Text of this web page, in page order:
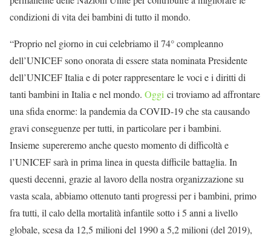
condizioni di vita dei bambini di tutto il mondo.
“Proprio nel giorno in cui celebriamo il 74° compleanno
dell’UNICEF sono onorata di essere stata nominata Presidente
dell’UNICEF Italia e di poter rappresentare le voci e i diritti di
tanti bambini in Italia e nel mondo. Oggi ci troviamo ad affrontare
una sfida enorme: la pandemia da COVID-19 che sta causando
gravi conseguenze per tutti, in particolare per i bambini.
Insieme supereremo anche questo momento di difficoltà e
l’UNICEF sarà in prima linea in questa difficile battaglia. In
questi decenni, grazie al lavoro della nostra organizzazione su
vasta scala, abbiamo ottenuto tanti progressi per i bambini, primo
fra tutti, il calo della mortalità infantile sotto i 5 anni a livello
globale, scesa da 12,5 milioni del 1990 a 5,2 milioni (del 2019),